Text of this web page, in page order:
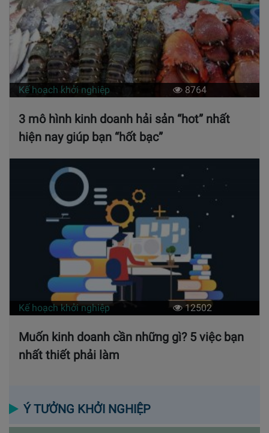
Kế hoạch khởi nghiệp 8764
3 mô hình kinh doanh hải sản “hot” nhất
hiện nay giúp bạn “hốt bạc”
Kế hoạch khởi nghiệp 12502
Muốn kinh doanh cần những gì? 5 việc bạn
nhất thiết phải làm
Ý TƯỞNG KHỞI NGHIỆP